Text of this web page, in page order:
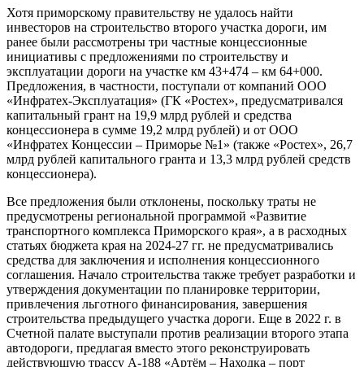
Хотя приморскому правительству не удалось найти
инвесторов на строительство второго участка дороги, им
ранее были рассмотрены три частные концессионные
инициативы с предложениями по строительству и
эксплуатации дороги на участке км 43+474 – км 64+000.
Предложения, в частности, поступали от компаний ООО
«Инфратех-Эксплуатация» (ГК «Ростех», предусматривался
капитальный грант на 19,9 млрд рублей и средства
концессионера в сумме 19,2 млрд рублей) и от ООО
«Инфратех Концессии – Приморье №1» (также «Ростех», 26,7
млрд рублей капитального гранта и 13,3 млрд рублей средств
концессионера).
Все предложения были отклонены, поскольку траты не
предусмотрены региональной программой «Развитие
транспортного комплекса Приморского края», а в расходных
статьях бюджета края на 2024-27 гг. не предусматривались
средства для заключения и исполнения концессионного
соглашения. Начало строительства также требует разработки и
утверждения документации по планировке территории,
привлечения льготного финансирования, завершения
строительства предыдущего участка дороги. Еще в 2022 г. в
Счетной палате выступали против реализации второго этапа
автодороги, предлагая вместо этого реконструировать
действующую трассу А-188 «Артём – Находка – порт